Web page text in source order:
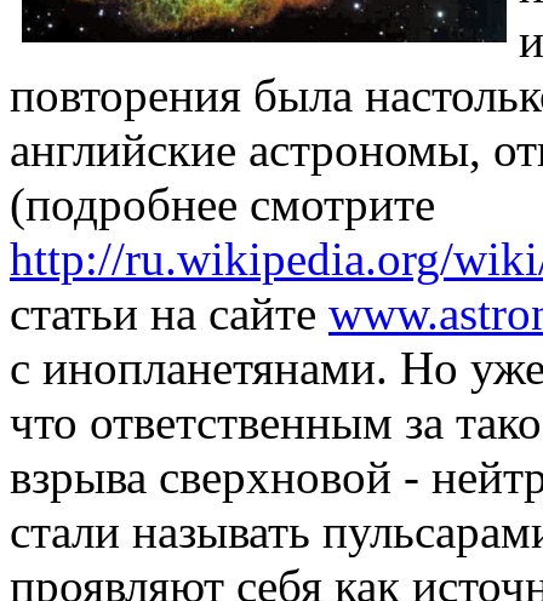
повторения была
английские астрономы,
(подробнее смотрите
http://ru.wikipedia.org/
статьи на сайте
с инопланетянами. Но
что ответственным за
взрыва сверхновой -
стали называть
проявляют себя как